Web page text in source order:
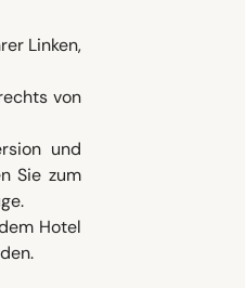
Linken,
von
und
Sie zum
Hotel